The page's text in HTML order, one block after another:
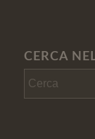
CERCA